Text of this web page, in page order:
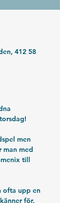
412 58
men
man med
till
ofta upp en
för,